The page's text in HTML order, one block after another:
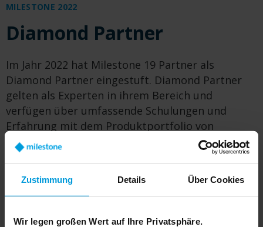
Zustimmung Details Über Cookies
Wir legen großen Wert auf Ihre Privatsphäre.
MILESTONE 2022
Diamond Partner
Im Jahr 2022 hat Milestone 19 Partner als
Diamond Partner eingestuft. Diamond Partner
gelten als Experten in ihrem Bereich und
verfügen über umfassende Schulungen und
Erfahrung mit dem Produktportfolio von
Milestone. Sie sind in der Lage, große
Installationen vorzunehmen und modernste
technische Projekte zu begleiten. Unten finden
Sie nähere Informationen zu diesen Partnern.